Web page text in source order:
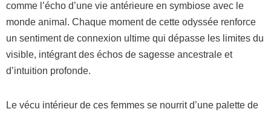
comme l’écho d’une vie antérieure en symbiose avec le
monde animal. Chaque moment de cette odyssée renforce
un sentiment de connexion ultime qui dépasse les limites du
visible, intégrant des échos de sagesse ancestrale et
d’intuition profonde.
Le vécu intérieur de ces femmes se nourrit d’une palette de